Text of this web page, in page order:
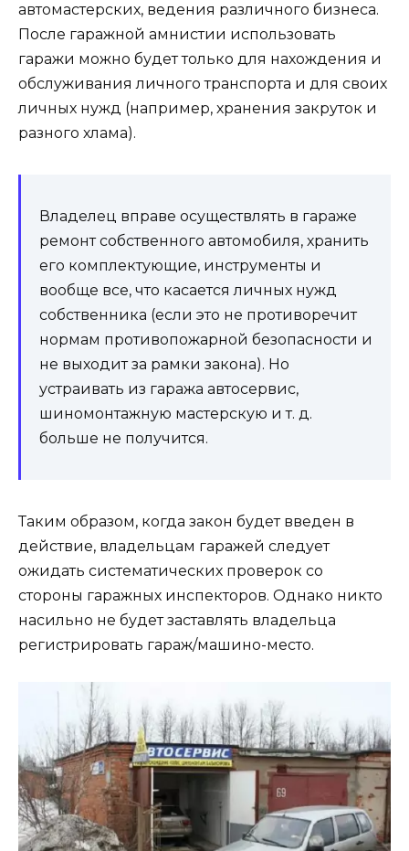
автомастерских, ведения различного бизнеса.
После гаражной амнистии использовать
гаражи можно будет только для нахождения и
обслуживания личного транспорта и для своих
личных нужд (например, хранения закруток и
разного хлама).
Владелец вправе осуществлять в гараже
ремонт собственного автомобиля, хранить
его комплектующие, инструменты и
вообще все, что касается личных нужд
собственника (если это не противоречит
нормам противопожарной безопасности и
не выходит за рамки закона). Но
устраивать из гаража автосервис,
шиномонтажную мастерскую и т. д.
больше не получится.
Таким образом, когда закон будет введен в
действие, владельцам гаражей следует
ожидать систематических проверок со
стороны гаражных инспекторов. Однако никто
насильно не будет заставлять владельца
регистрировать гараж/машино-место.